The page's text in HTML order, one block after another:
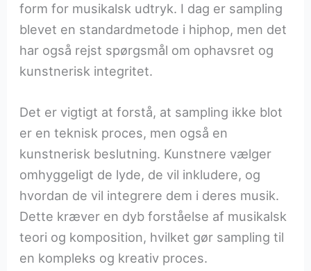
form for musikalsk udtryk. I dag er sampling
blevet en standardmetode i hiphop, men det
har også rejst spørgsmål om ophavsret og
kunstnerisk integritet.
Det er vigtigt at forstå, at sampling ikke blot
er en teknisk proces, men også en
kunstnerisk beslutning. Kunstnere vælger
omhyggeligt de lyde, de vil inkludere, og
hvordan de vil integrere dem i deres musik.
Dette kræver en dyb forståelse af musikalsk
teori og komposition, hvilket gør sampling til
en kompleks og kreativ proces.